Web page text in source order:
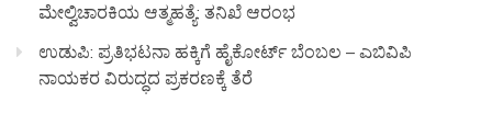
ಮೇಲ್ವಿಚಾರಕಿಯ ಆತ್ಮಹತ್ಯೆ: ತನಿಖೆ ಆರಂಭ
ಉಡುಪಿ: ಪ್ರತಿಭಟನಾ ಹಕ್ಕಿಗೆ ಹೈಕೋರ್ಟ್ ಬೆಂಬಲ – ಎಬಿವಿಪಿ
ನಾಯಕರ ವಿರುದ್ಧದ ಪ್ರಕರಣಕ್ಕೆ ತೆರೆ